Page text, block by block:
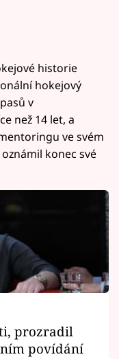
historie
hokejový
v
než 14 let, a
ve svém
konec své
prozradil
povídání